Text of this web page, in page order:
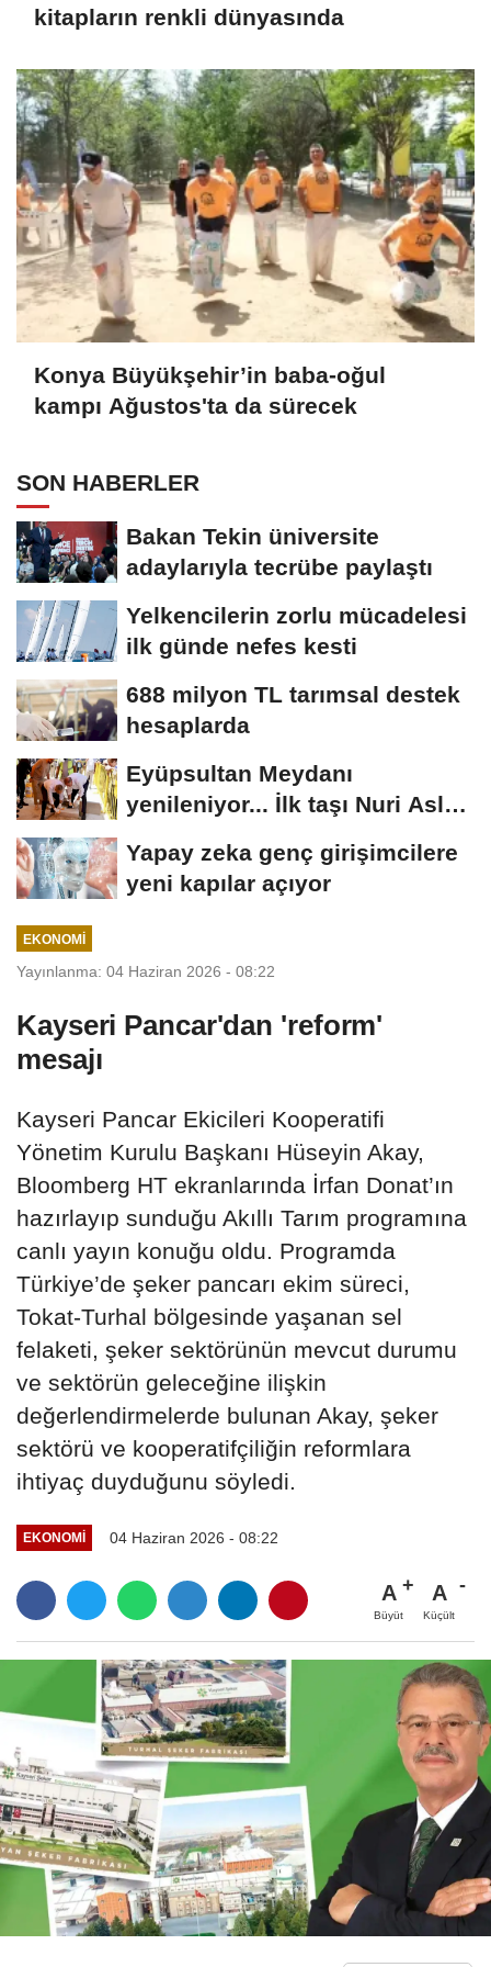
kitapların renkli dünyasında
Konya Büyükşehir’in baba-oğul
kampı Ağustos'ta da sürecek
SON HABERLER
Bakan Tekin üniversite
adaylarıyla tecrübe paylaştı
Yelkencilerin zorlu mücadelesi
ilk günde nefes kesti
688 milyon TL tarımsal destek
hesaplarda
Eyüpsultan Meydanı
yenileniyor... İlk taşı Nuri Aslan
Yapay zeka genç girişimcilere
yeni kapılar açıyor
EKONOMI
Yayınlanma: 04 Haziran 2026 - 08:22
Kayseri Pancar'dan 'reform'
mesajı
Kayseri Pancar Ekicileri Kooperatifi
Yönetim Kurulu Başkanı Hüseyin Akay,
Bloomberg HT ekranlarında İrfan Donat’ın
hazırlayıp sunduğu Akıllı Tarım programına
canlı yayın konuğu oldu. Programda
Türkiye’de şeker pancarı ekim süreci,
Tokat-Turhal bölgesinde yaşanan sel
felaketi, şeker sektörünün mevcut durumu
ve sektörün geleceğine ilişkin
değerlendirmelerde bulunan Akay, şeker
sektörü ve kooperatifçiliğin reformlara
ihtiyaç duyduğunu söyledi.
EKONOMI 04 Haziran 2026 - 08:22
A
Büyüt
A
Küçült